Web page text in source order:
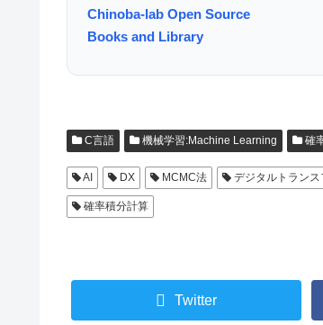
Chinoba-lab Open Source
Books and Library
C言語 機械学習:Machine Learning 確
AI DX MCMC法 デジタルトラン
確率積分計算
Twitter